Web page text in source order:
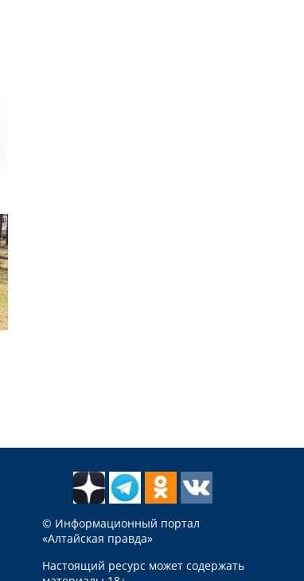
© Информационный портал
«Алтайская правда»
Настоящий ресурс может содержать